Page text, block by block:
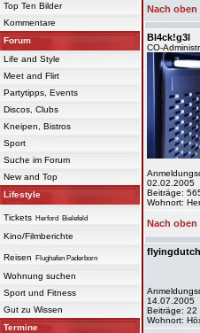
Top Ten Bilder
Kommentare
Forum
Life and Style
Meet and Flirt
Partytipps, Events
Discos, Clubs
Kneipen, Bistros
Sport
Suche im Forum
New and Top
Lifestyle
Tickets Herford Bielefeld
Kino/Filmberichte
Reisen Flughafen Paderborn
Wohnung suchen
Sport und Fitness
Gut zu Wissen
Termine
Nach oben
Bl4ck!g3l
CO-
02.02.2005
Beiträge:
Wohnort:
Nach oben
14.07.2005
Beiträge: 22
Wohnort: